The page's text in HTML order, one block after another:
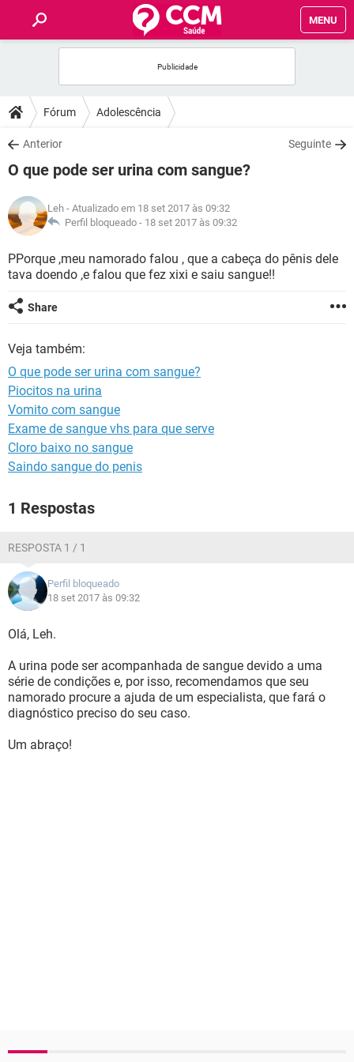
MENU
FÓRUM
SAÚDE
FAMÍLIA
NUTRIÇÃO
BEM-ESTAR
SEXUALIDADE
GLOSSÁRIO
Fórum Adolescência
Anterior Seguinte
O que pode ser urina com sangue?
Leh - Atualizado em 18 set 2017 às 09:32
Perfil bloqueado - 18 set 2017 às 09:32
PPorque ,meu namorado falou , que a cabeça do pênis dele
tava doendo ,e falou que fez xixi e saiu sangue!!
Share
Veja também:
O que pode ser urina com sangue?
Piocitos na urina
Vomito com sangue
Exame de sangue vhs para que serve
Cloro baixo no sangue
Saindo sangue do penis
1 Respostas
RESPOSTA 1 / 1
Perfil bloqueado
18 set 2017 às 09:32
Olá, Leh.
A urina pode ser acompanhada de sangue devido a uma
série de condições e, por isso, recomendamos que seu
namorado procure a ajuda de um especialista, que fará o
diagnóstico preciso do seu caso.
Um abraço!